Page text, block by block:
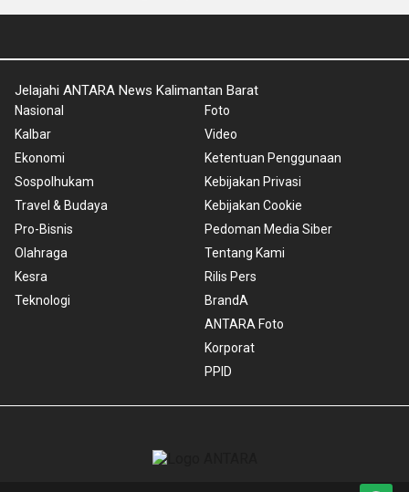
Jelajahi ANTARA News Kalimantan Barat
Nasional
Kalbar
Ekonomi
Sospolhukam
Travel & Budaya
Pro-Bisnis
Olahraga
Kesra
Teknologi
Foto
Video
Ketentuan Penggunaan
Kebijakan Privasi
Kebijakan Cookie
Pedoman Media Siber
Tentang Kami
Rilis Pers
BrandA
ANTARA Foto
Korporat
PPID